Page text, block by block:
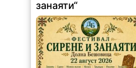
занаяти“